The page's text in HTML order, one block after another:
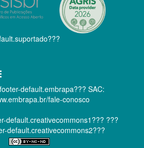
default.embrapa??? SAC:
fale-conosco
default.creativecommons1??? ???
default.creativecommons2???